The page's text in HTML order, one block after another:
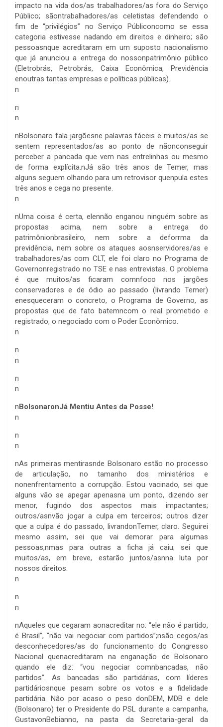
impacto na vida dos/as trabalhadores/as fora do Serviço
Público; sãontrabalhadores/as celetistas defendendo o
fim de “privilégios” no Serviço Públiconcomo se essa
categoria estivesse nadando em direitos e dinheiro; são
pessoasnque acreditaram em um suposto nacionalismo
que já anunciou a entrega do nossonpatrimônio público
(Eletrobrás, Petrobrás, Caixa Econômica, Previdência
enoutras tantas empresas e políticas públicas).
n
n
n
nBolsonaro fala jargõesne palavras fáceis e muitos/as se
sentem representados/as ao ponto de nãonconseguir
perceber a pancada que vem nas entrelinhas ou mesmo
de forma explícita.nJá são três anos de Temer, mas
alguns seguem olhando para um retrovisor quenpula estes
três anos e cega no presente.
n
nUma coisa é certa, elennão enganou ninguém sobre as
propostas acima, nem sobre a entrega do
patrimônionbrasileiro, nem sobre a deforrma da
previdência, nem sobre os ataques aosnservidores/as e
trabalhadores/as com CLT, ele foi claro no Programa de
Governonregistrado no TSE e nas entrevistas. O problema
é que muitos/as ficaram comnfoco nos jargões
conservadores e de ódio ao passado (livrando Temer)
enesqueceram o concreto, o Programa de Governo, as
propostas que de fato batemncom o real prometido e
registrado, o negociado com o Poder Econômico.
n
n
n
n
n
nBolsonaronJá Mentiu Antes da Posse!
n
n
n
nAs primeiras mentirasnde Bolsonaro estão no processo
de articulação, no tamanho dos ministérios e
nonenfrentamento a corrupção. Estou vacinado, sei que
alguns vão se apegar apenasna um ponto, dizendo ser
menor, fugindo dos aspectos mais impactantes;
outros/asnvão jogar a culpa em terceiros; outros dizer
que a culpa é do passado, livrandonTemer, claro. Seguirei
mesmo assim, sei que vai demorar para algumas
pessoas,nmas para outras a ficha já caiu; sei que
muitos/as, em breve, estarão juntos/asnna luta por
nossos direitos.
n
n
n
nAqueles que cegaram aonacreditar no: “ele não é partido,
é Brasil”, “não vai negociar com partidos”;nsão cegos/as
desconhecedores/as do funcionamento do Congresso
Nacional quenacreditaram na enganação de Bolsonaro
quando ele diz: “vou negociar comnbancadas, não
partidos”. As bancadas são partidárias, com líderes
partidáriosnque pesam sobre os votos e a fidelidade
partidária. Não por acaso o peso donDEM, MDB e dele
(Bolsonaro) ter o Presidente do PSL durante a campanha,
GustavonBebianno, na pasta da Secretaria-geral da